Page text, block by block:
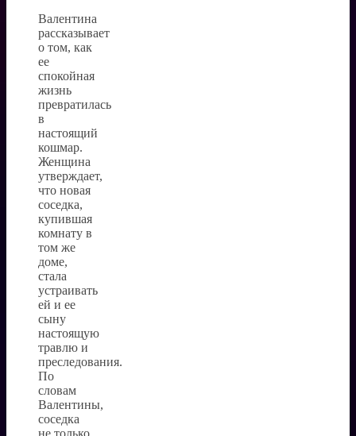
Валентина
рассказывает
о том, как
ее
спокойная
жизнь
превратилась
в
настоящий
кошмар.
Женщина
утверждает,
что новая
соседка,
купившая
комнату в
том же
доме,
стала
устраивать
ей и ее
сыну
настоящую
травлю и
преследования.
По
словам
Валентины,
соседка